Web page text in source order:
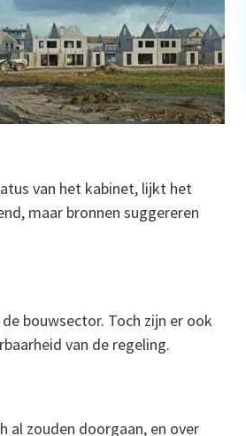
van het kabinet, lijkt het
maar bronnen suggereren
bouwsector. Toch zijn er ook
van de regeling.
al zouden doorgaan, en over